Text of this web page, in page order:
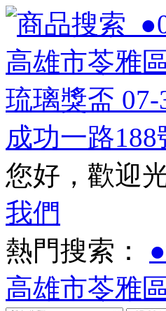
您好，歡迎
我們
熱門搜索：
高雄市苓雅